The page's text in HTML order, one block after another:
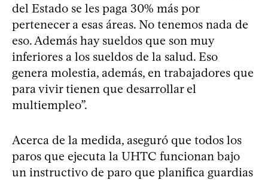
del Estado se les paga 30% más por
pertenecer a esas áreas. No tenemos nada de
eso. Además hay sueldos que son muy
inferiores a los sueldos de la salud. Eso
genera molestia, además, en trabajadores que
para vivir tienen que desarrollar el
multiempleo”.
Acerca de la medida, aseguró que todos los
paros que ejecuta la UHTC funcionan bajo
un instructivo de paro que planifica guardias